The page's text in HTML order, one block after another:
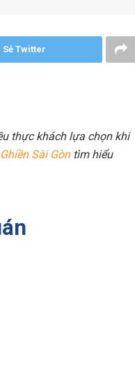
Sẻ Twitter
thực khách lựa chọn khi
Ghiền Sài Gòntìm hiểu